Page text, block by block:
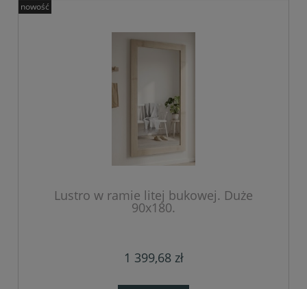
Lustro w ramie litej bukowej. Duże
90x180.
1 399,68 zł
nowość